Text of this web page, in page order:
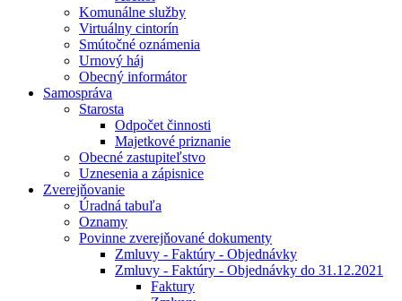
Komunálne služby
Virtuálny cintorín
Smútočné oznámenia
Urnový háj
Obecný informátor
Samospráva
Starosta
Odpočet činnosti
Majetkové priznanie
Obecné zastupiteľstvo
Uznesenia a zápisnice
Zverejňovanie
Úradná tabuľa
Oznamy
Povinne zverejňované dokumenty
Zmluvy - Faktúry - Objednávky
Zmluvy - Faktúry - Objednávky do 31.12.2021
Faktury